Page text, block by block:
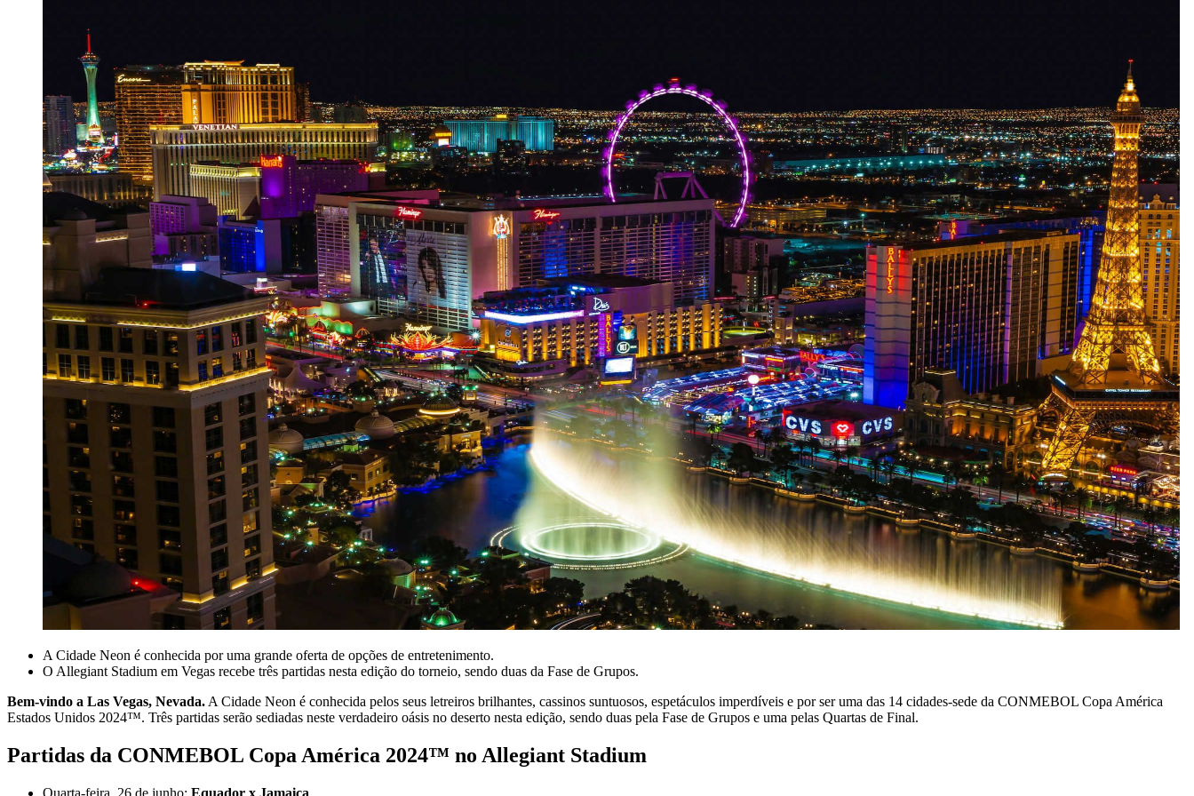
A Cidade Neon é conhecida por uma grande oferta de opções de entretenimento.
O Allegiant Stadium em Vegas recebe três partidas nesta edição do torneio, sendo duas da Fase de Grupos.
Bem-vindo a Las Vegas, Nevada.A Cidade Neon é conhecida pelos seus letreiros brilhantes, cassinos suntuosos, espetáculos imperdíveis e por ser uma das 14 cidades-sede da CONMEBOL Copa América
Estados Unidos 2024™. Três partidas serão sediadas neste verdadeiro oásis no deserto nesta edição, sendo duas pela Fase de Grupos e uma pelas Quartas de Final.
Partidas da CONMEBOL Copa América 2024™ no Allegiant Stadium